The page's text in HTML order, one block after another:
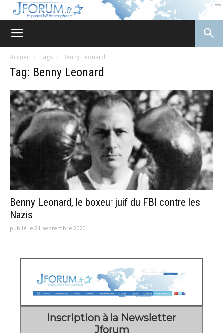
Accueil Tags Benny Leonard
Tag: Benny Leonard
Benny Leonard, le boxeur juif du FBI contre les
Nazis
publié le 21 septembre 2020
Inscription à la Newsletter
Jforum